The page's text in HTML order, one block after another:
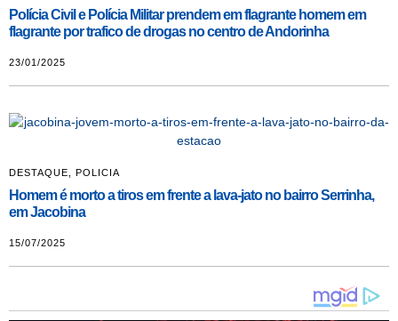
Polícia Civil e Polícia Militar prendem em flagrante homem em
flagrante por trafico de drogas no centro de Andorinha
23/01/2025
DESTAQUE POLICIA
Homem é morto a tiros em frente a lava-jato no bairro Serrinha,
em Jacobina
15/07/2025